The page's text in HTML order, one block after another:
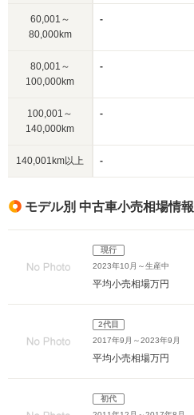
60,001～
80,000km
-
80,001～
100,000km
-
100,001～
140,000km
-
140,001km以上 -
モデル別 中古車小売相場情報
現行
2023年10月～生産中
平均小売相場万円
2代目
2017年9月～2023年9月
平均小売相場万円
初代